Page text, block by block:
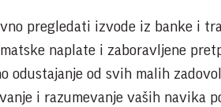
pregledati izvode iz banke i
naplate i zaboravljene
odustajanje od svih malih
i razumevanje vaših navika